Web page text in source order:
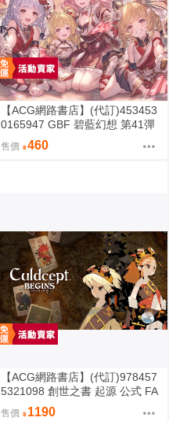
【ACG網路書店】(代訂)453453
0165947 GBF 碧藍幻想 第41彈
角色歌CD「晴宴歌」門脇舞以&
堀江由衣等..附序號
售價 460
【ACG網路書店】(代訂)978457
5321098 創世之書 起源 公式 FA
NBOOK
售價 1190